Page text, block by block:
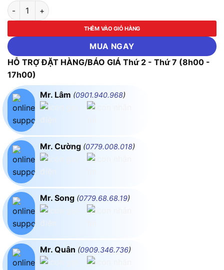
BỘ ĐÈN LED M18 CHỐNG ẨM BD M18L 120 36W RẠNG ĐÔNG
THÊM VÀO GIỎ HÀNG
MUA NGAY
HỖ TRỢ ĐẶT HÀNG/BÁO GIÁ Thứ 2 - Thứ 7 (8h00 -
17h00)
Mr. Lâm (0901.940.968)
Mr. Cường (0779.008.018)
Mr. Song (0779.68.68.19)
Mr. Quân (0909.346.736)